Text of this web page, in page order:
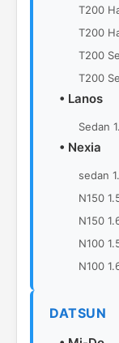
T200
T200
T200
T200
• Lanos
Sedan
• Nexia
sedan
N150
N150
N100
N100
DATSUN